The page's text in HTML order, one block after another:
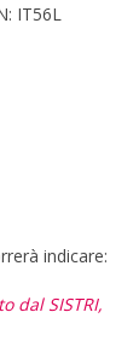
IT56L
indicare:
dal SISTRI,